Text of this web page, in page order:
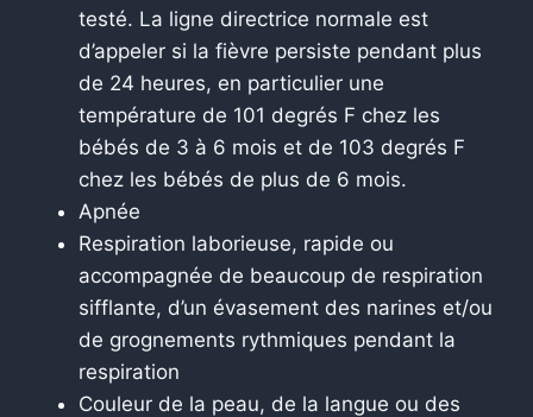
testé. La ligne directrice normale est
d’appeler si la fièvre persiste pendant plus
de 24 heures, en particulier une
température de 101 degrés F chez les
bébés de 3 à 6 mois et de 103 degrés F
chez les bébés de plus de 6 mois.
Apnée
Respiration laborieuse, rapide ou
accompagnée de beaucoup de respiration
sifflante, d’un évasement des narines et/ou
de grognements rythmiques pendant la
respiration
Couleur de la peau, de la langue ou des